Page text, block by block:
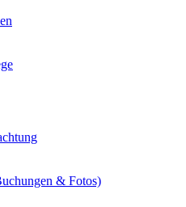
& Fotos)